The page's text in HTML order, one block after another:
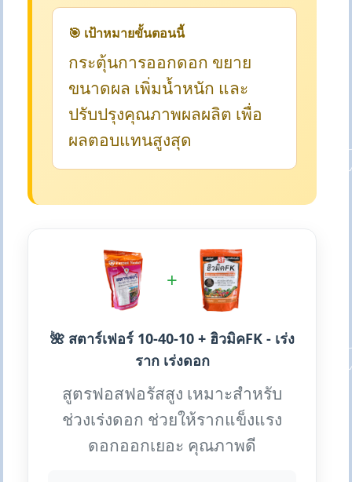
🎯 เป้าหมายขั้นตอนนี้
กระตุ้นการออกดอก ขยาย
ขนาดผล เพิ่มน้ำหนัก และ
ปรับปรุงคุณภาพผลผลิต เพื่อ
ผลตอบแทนสูงสุด
+
🌺 สตาร์เฟอร์ 10-40-10 + ฮิวมิคFK - เร่ง
ราก เร่งดอก
สูตรฟอสฟอรัสสูง เหมาะสำหรับ
ช่วงเร่งดอก ช่วยให้รากแข็งแรง
ดอกออกเยอะ คุณภาพดี